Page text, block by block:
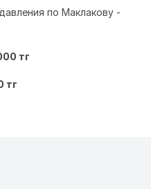
по Маклакову -
тг
тг